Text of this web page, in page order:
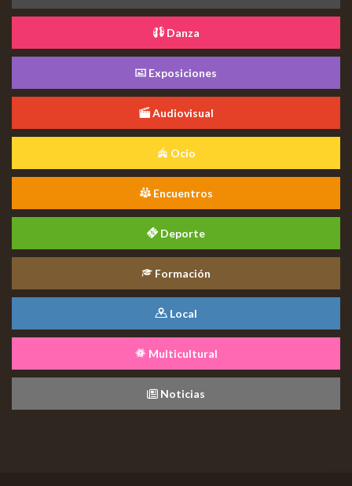
Danza
Exposiciones
Audiovisual
Ocio
Encuentros
Deporte
Formación
Local
Multicultural
Noticias